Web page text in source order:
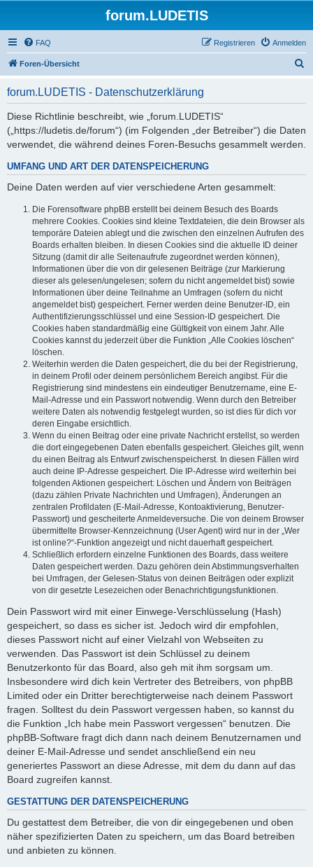
forum.LUDETIS
FAQ Anmelden
Registrieren
Foren-Übersicht
forum.LUDETIS - Datenschutzerklärung
Diese Richtlinie beschreibt, wie „forum.LUDETIS“
(„https://ludetis.de/forum“) (im Folgenden „der Betreiber“) die Daten
verwendet, die während deines Foren-Besuchs gesammelt werden.
UMFANG UND ART DER DATENSPEICHERUNG
Deine Daten werden auf vier verschiedene Arten gesammelt:
Die Forensoftware phpBB erstellt bei deinem Besuch des Boards
mehrere Cookies. Cookies sind kleine Textdateien, die dein Browser als
temporäre Dateien ablegt und die zwischen den einzelnen Aufrufen des
Boards erhalten bleiben. In diesen Cookies sind die aktuelle ID deiner
Sitzung (damit dir alle Seitenaufrufe zugeordnet werden können),
Informationen über die von dir gelesenen Beiträge (zur Markierung
dieser als gelesen/ungelesen; sofern du nicht angemeldet bist) sowie
Informationen über deine Teilnahme an Umfragen (sofern du nicht
angemeldet bist) gespeichert. Ferner werden deine Benutzer-ID, ein
Authentifizierungsschlüssel und eine Session-ID gespeichert. Die
Cookies haben standardmäßig eine Gültigkeit von einem Jahr. Alle
Cookies kannst du jederzeit über die Funktion „Alle Cookies löschen“
löschen.
Weiterhin werden die Daten gespeichert, die du bei der Registrierung,
in deinem Profil oder deinem persönlichem Bereich angibst. Für die
Registrierung sind mindestens ein eindeutiger Benutzername, eine E-
Mail-Adresse und ein Passwort notwendig. Wenn durch den Betreiber
weitere Daten als notwendig festgelegt wurden, so ist dies für dich vor
deren Eingabe ersichtlich.
Wenn du einen Beitrag oder eine private Nachricht erstellst, so werden
die dort eingegebenen Daten ebenfalls gespeichert. Gleiches gilt, wenn
du einen Beitrag als Entwurf zwischenspeicherst. In diesen Fällen wird
auch deine IP-Adresse gespeichert. Die IP-Adresse wird weiterhin bei
folgenden Aktionen gespeichert: Löschen und Ändern von Beiträgen
(dazu zählen Private Nachrichten und Umfragen), Änderungen an
zentralen Profildaten (E-Mail-Adresse, Kontoaktivierung, Benutzer-
Passwort) und gescheiterte Anmeldeversuche. Die von deinem Browser
übermittelte Browser-Kennzeichnung (User Agent) wird nur in der „Wer
ist online?“-Funktion angezeigt und nicht dauerhaft gespeichert.
Schließlich erfordern einzelne Funktionen des Boards, dass weitere
Daten gespeichert werden. Dazu gehören dein Abstimmungsverhalten
bei Umfragen, der Gelesen-Status von deinen Beiträgen oder explizit
von dir gesetzte Lesezeichen oder Benachrichtigungsfunktionen.
Dein Passwort wird mit einer Einwege-Verschlüsselung (Hash)
gespeichert, so dass es sicher ist. Jedoch wird dir empfohlen,
dieses Passwort nicht auf einer Vielzahl von Webseiten zu
verwenden. Das Passwort ist dein Schlüssel zu deinem
Benutzerkonto für das Board, also geh mit ihm sorgsam um.
Insbesondere wird dich kein Vertreter des Betreibers, von phpBB
Limited oder ein Dritter berechtigterweise nach deinem Passwort
fragen. Solltest du dein Passwort vergessen haben, so kannst du
die Funktion „Ich habe mein Passwort vergessen“ benutzen. Die
phpBB-Software fragt dich dann nach deinem Benutzernamen und
deiner E-Mail-Adresse und sendet anschließend ein neu
generiertes Passwort an diese Adresse, mit dem du dann auf das
Board zugreifen kannst.
GESTATTUNG DER DATENSPEICHERUNG
Du gestattest dem Betreiber, die von dir eingegebenen und oben
näher spezifizierten Daten zu speichern, um das Board betreiben
und anbieten zu können.